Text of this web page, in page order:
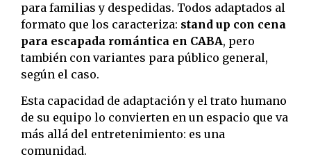
para familias y despedidas. Todos adaptados al
formato que los caracteriza: stand up con cena
para escapada romántica en CABA, pero
también con variantes para público general,
según el caso.
Esta capacidad de adaptación y el trato humano
de su equipo lo convierten en un espacio que va
más allá del entretenimiento: es una
comunidad.